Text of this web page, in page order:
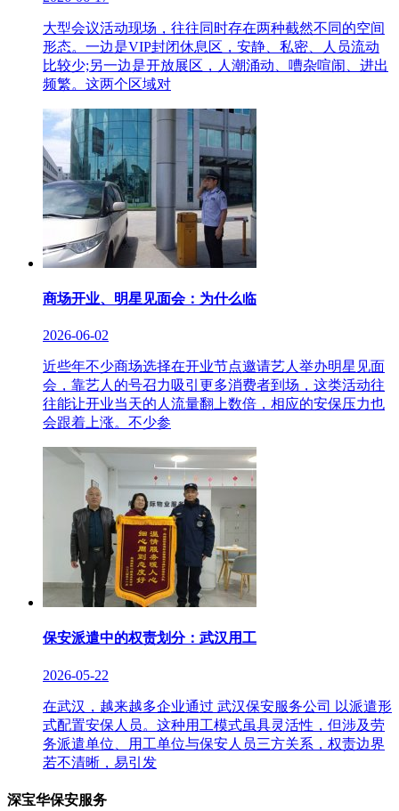
大型会议活动现场，往往同时存在两种截然不同的空间
形态。一边是VIP封闭休息区，安静、私密、人员流动
比较少;另一边是开放展区，人潮涌动、嘈杂喧闹、进出
频繁。这两个区域对
商场开业、明星见面会：为什么临
2026-06-02
近些年不少商场选择在开业节点邀请艺人举办明星见面
会，靠艺人的号召力吸引更多消费者到场，这类活动往
往能让开业当天的人流量翻上数倍，相应的安保压力也
会跟着上涨。不少参
保安派遣中的权责划分：武汉用工
2026-05-22
在武汉，越来越多企业通过 武汉保安服务公司 以派遣形
式配置安保人员。这种用工模式虽具灵活性，但涉及劳
务派遣单位、用工单位与保安人员三方关系，权责边界
若不清晰，易引发
深宝华保安服务